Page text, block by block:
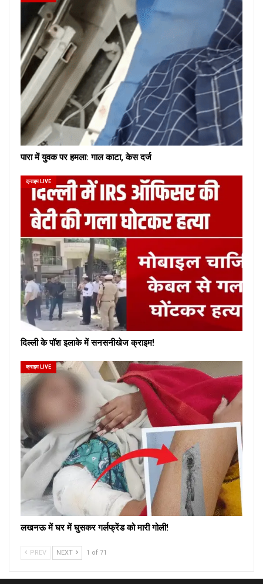
पारा में युवक पर हमला: गाल काटा, केस दर्ज
क्राइम LIVE
दिल्ली के पॉश इलाके में सनसनीखेज क्राइम!
क्राइम LIVE
लखनऊ में घर में घुसकर गर्लफ्रेंड को मारी गोली!
PREV NEXT 1 of 71